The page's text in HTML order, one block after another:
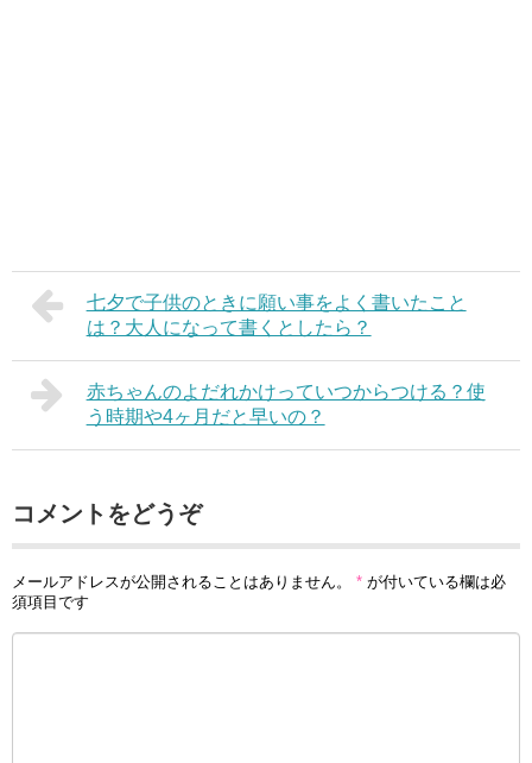
七夕で子供のときに願い事をよく書いたこと
は？大人になって書くとしたら？
赤ちゃんのよだれかけっていつからつける？使
う時期や4ヶ月だと早いの？
コメントをどうぞ
メールアドレスが公開されることはありません。 * が付いている欄は必
須項目です